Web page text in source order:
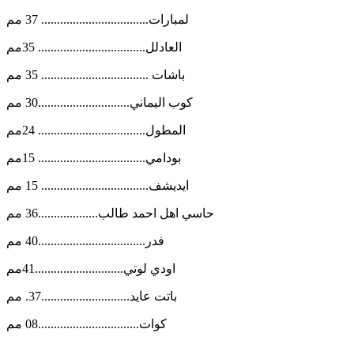
لمبارات.................................. 37 مم
العادلل.................................. 35مم
باشات .................................. 35 مم
كوب اليماني.............................30 مم
المطول.................................. 24مم
بودامي.................................. 15مم
ايديشف.................................. 15 مم
حاسي اهل احمد طالب...................36 مم
فدر..................................40 مم
اودي لوتي............................41مم
باتت عايد............................37. مم
كوات................................08 مم